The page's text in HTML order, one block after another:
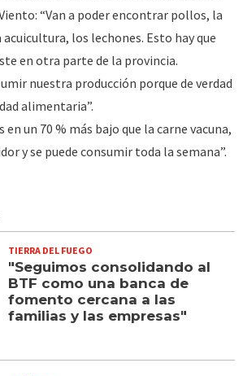
“Van a poder encontrar pollos, la
los lechones. Esto hay que
en otra parte de la provincia.
nuestra producción porque de verdad
alimentaria”.
en un 70 % más bajo que la carne vacuna,
y se puede consumir toda la semana”.
TIERRA DEL FUEGO
"Seguimos consolidando al
BTF como una banca de
fomento cercana a las
familias y las empresas"